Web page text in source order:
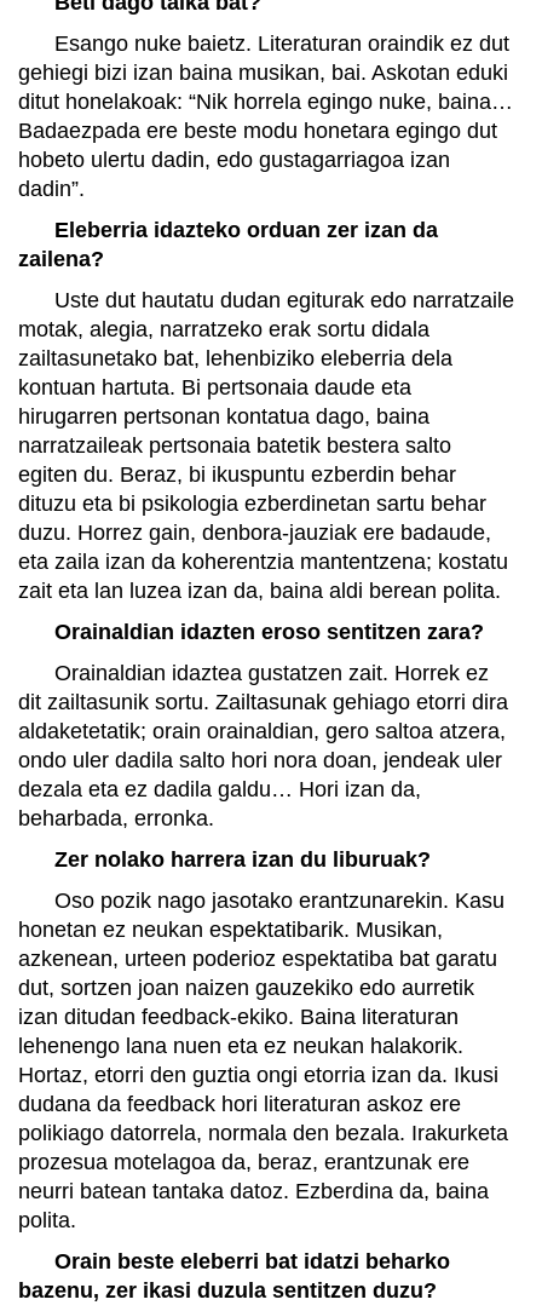
Esango nuke baietz. Literaturan oraindik ez dut
gehiegi bizi izan baina musikan, bai. Askotan eduki
ditut honelakoak: “Nik horrela egingo nuke, baina…
Badaezpada ere beste modu honetara egingo dut
hobeto ulertu dadin, edo gustagarriagoa izan
dadin”.
Eleberria idazteko orduan zer izan da
zailena?
Uste dut hautatu dudan egiturak edo narratzaile
motak, alegia, narratzeko erak sortu didala
zailtasunetako bat, lehenbiziko eleberria dela
kontuan hartuta. Bi pertsonaia daude eta
hirugarren pertsonan kontatua dago, baina
narratzaileak pertsonaia batetik bestera salto
egiten du. Beraz, bi ikuspuntu ezberdin behar
dituzu eta bi psikologia ezberdinetan sartu behar
duzu. Horrez gain, denbora-jauziak ere badaude,
eta zaila izan da koherentzia mantentzena; kostatu
zait eta lan luzea izan da, baina aldi berean polita.
Orainaldian idazten eroso sentitzen zara?
Orainaldian idaztea gustatzen zait. Horrek ez
dit zailtasunik sortu. Zailtasunak gehiago etorri dira
aldaketetatik; orain orainaldian, gero saltoa atzera,
ondo uler dadila salto hori nora doan, jendeak uler
dezala eta ez dadila galdu… Hori izan da,
beharbada, erronka.
Zer nolako harrera izan du liburuak?
Oso pozik nago jasotako erantzunarekin. Kasu
honetan ez neukan espektatibarik. Musikan,
azkenean, urteen poderioz espektatiba bat garatu
dut, sortzen joan naizen gauzekiko edo aurretik
izan ditudan feedback-ekiko. Baina literaturan
lehenengo lana nuen eta ez neukan halakorik.
Hortaz, etorri den guztia ongi etorria izan da. Ikusi
dudana da feedback hori literaturan askoz ere
polikiago datorrela, normala den bezala. Irakurketa
prozesua motelagoa da, beraz, erantzunak ere
neurri batean tantaka datoz. Ezberdina da, baina
polita.
Orain beste eleberri bat idatzi beharko
bazenu, zer ikasi duzula sentitzen duzu?